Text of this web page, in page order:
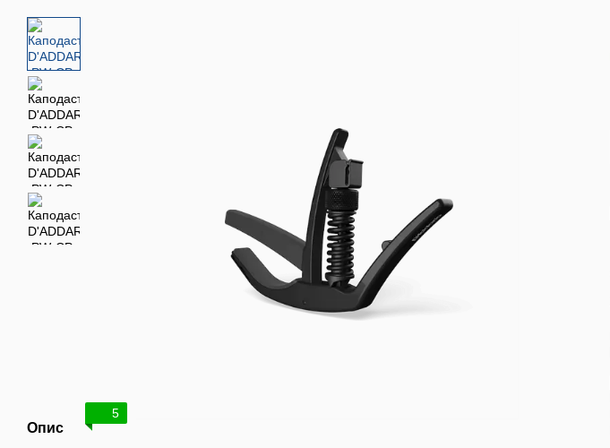
5
Опис